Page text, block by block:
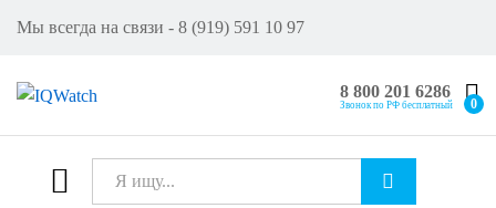
Мы всегда на связи - 8 (919) 591 10 97
8 800 201 6286
Звонок по РФ бесплатный 0
Все